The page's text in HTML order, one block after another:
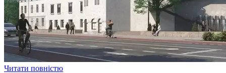
Читати повністю